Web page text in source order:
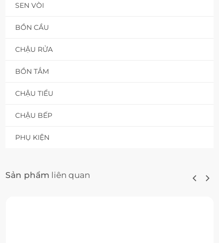
SEN VÒI
BỒN CẦU
CHẬU RỬA
BỒN TẮM
CHẬU TIỂU
CHẬU BẾP
PHỤ KIỆN
Sản phẩm liên quan